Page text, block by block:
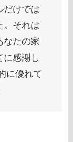
だけでは
。それは
なたの家
感謝し
に優れて